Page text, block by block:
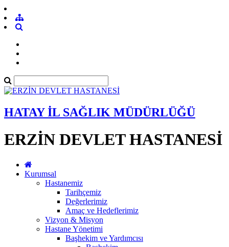
HATAY İL SAĞLIK MÜDÜRLÜĞÜ
ERZİN DEVLET HASTANESİ
Kurumsal
Hastanemiz
Tarihçemiz
Değerlerimiz
Amaç ve Hedeflerimiz
Vizyon & Misyon
Hastane Yönetimi
Başhekim ve Yardımcısı